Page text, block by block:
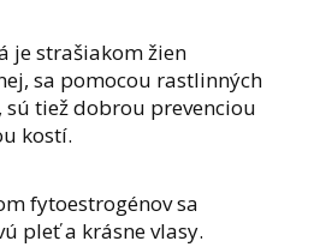
je strašiakom žien
sa pomocou rastlinných
sú tiež dobrou prevenciou
kostí.
fytoestrogénov sa
pleť a krásne vlasy.